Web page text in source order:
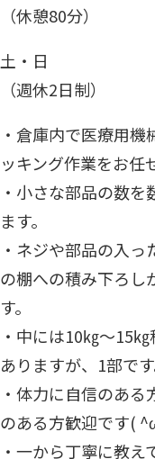
（休憩80分）
土・日
（週休2日制）
・倉庫内で医療用機
ッキング作業をお任
・小さな部品の数を
ます。
・ネジや部品の入っ
の棚への積み下ろし
す。
・中には10㎏～15
ありますが、1部です
・体力に自信のある
のある方歓迎です(
・一から丁寧に教え